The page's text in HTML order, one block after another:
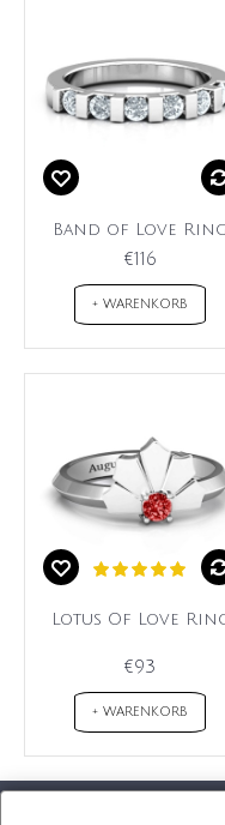
Band of Love Ring
€116
+ WARENKORB
Lotus Of Love
€93
+ WARENKORB